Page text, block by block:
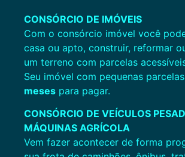
CONSÓRCIO DE IMÓVEIS
Com o consórcio imóvel você
casa ou apto, construir, reformar
um terreno com parcelas
Seu imóvel com pequenas
meses para pagar.
CONSÓRCIO DE VEÍCULOS
MÁQUINAS AGRÍCOLA
Vem fazer acontecer de forma